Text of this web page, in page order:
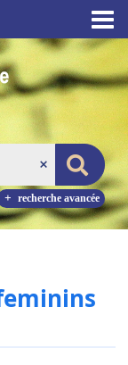
recherche avancée